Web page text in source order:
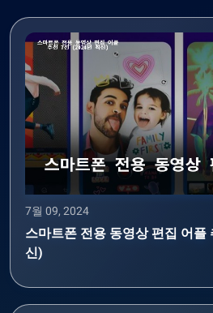
7월 09, 2024
스마트폰 전용 동영상 편집 어플
신)